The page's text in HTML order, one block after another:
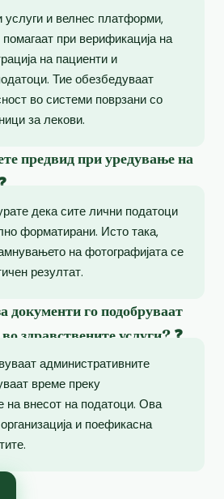
и велнес платформи,
при верификација на
на пациенти и
Тие обезбедуваат
во системи поврзани со
за лекови.
предвид при уредување на
дека сите лични податоци
форматирани. Исто така,
на фотографијата се
резултат.
документи го подобруваат
здравствените услуги? ❓
административните
време преку
на внесот на податоци. Ова
и поефикасна